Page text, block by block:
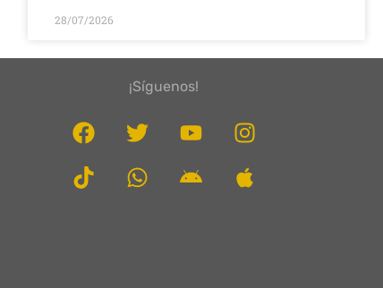
28/07/2026
¡Síguenos!